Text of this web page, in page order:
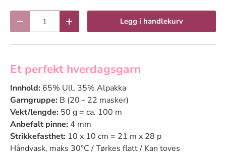
Reduser antallØk antall Legg i handlekurv
Et perfekt hverdagsgarn
Innhold: 65% Ull, 35% Alpakka
Garngruppe: B (20 - 22 masker)
Vekt/lengde: 50 g = ca. 100 m
Anbefalt pinne: 4 mm
Strikkefasthet: 10 x 10 cm = 21 m x 28 p
Håndvask, maks 30°C / Tørkes flatt / Kan toves